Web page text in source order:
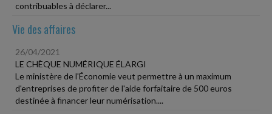
contribuables à déclarer...
Vie des affaires
26/04/2021
LE CHÈQUE NUMÉRIQUE ÉLARGI
Le ministère de l'Économie veut permettre à un maximum
d'entreprises de profiter de l'aide forfaitaire de 500 euros
destinée à financer leur numérisation....